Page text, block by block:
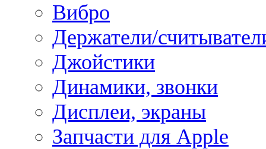
Вибро
Держатели/
Джойстики
Динамики, звонки
Дисплеи, экраны
Запчасти для Apple